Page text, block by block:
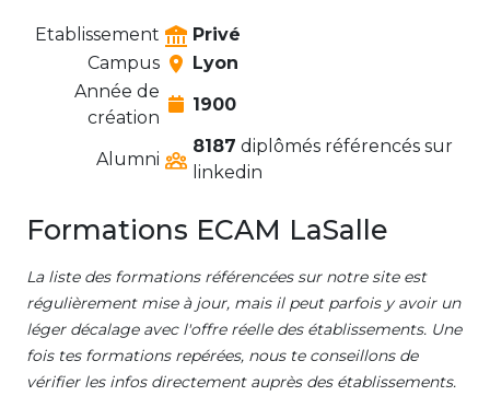
Etablissement
Privé
Campus
Lyon
Année de
création
1900
Alumni
8187 diplômés référencés sur
linkedin
Formations ECAM LaSalle
La liste des formations référencées sur notre site est
régulièrement mise à jour, mais il peut parfois y avoir un
léger décalage avec l'offre réelle des établissements. Une
fois tes formations repérées, nous te conseillons de
vérifier les infos directement auprès des établissements.